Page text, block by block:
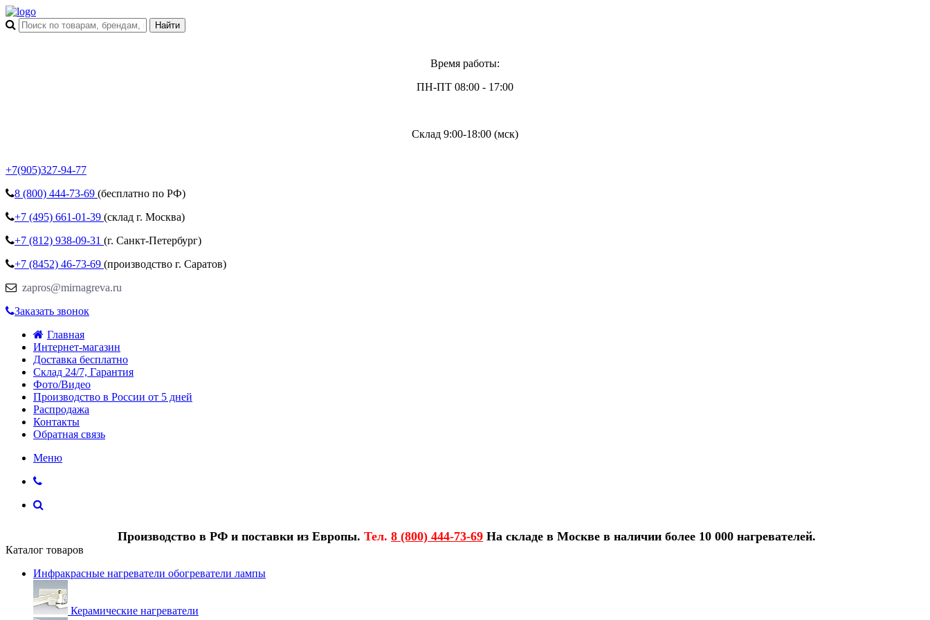
Время работы:
ПН-ПТ 08:00 - 17:00
Склад 9:00-18:00 (мск)
+7(905)327-94-77
8 (800) 444-73-69 (бесплатно по РФ)
+7 (495) 661-01-39 (склад г. Москва)
+7 (812) 938-09-31 (г. Санкт-Петербург)
+7 (8452) 46-73-69 (производство г. Саратов)
zapros@mirnagreva.ru
Заказать звонок
Главная
Интернет-магазин
Доставка бесплатно
Склад 24/7, Гарантия
Фото/Видео
Производство в России от 5 дней
Распродажа
Контакты
Обратная связь
Меню
Производство в РФ и поставки из Европы. Тел. 8 (800) 444-73-69 На складе в Москве в наличии более 10 000 нагревателей.
Каталог товаров
Инфракрасные нагреватели обогреватели лампы
Керамические нагреватели